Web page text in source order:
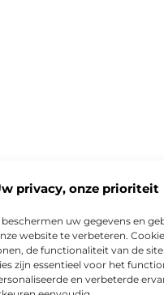
privacy, onze prioriteit
uw gegevens en
website te verbeteren.
de functionaliteit van de
zijn essentieel voor het
en verbeterde